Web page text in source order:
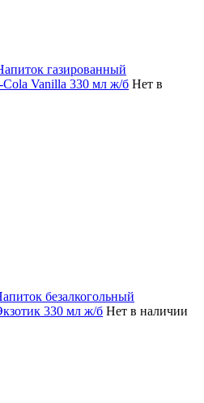
газированный
Cola Vanilla 330 мл ж/б Нет в
безалкогольный
330 мл ж/б Нет в наличии